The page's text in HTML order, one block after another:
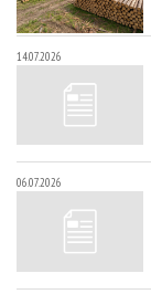
14.07.2026
06.07.2026